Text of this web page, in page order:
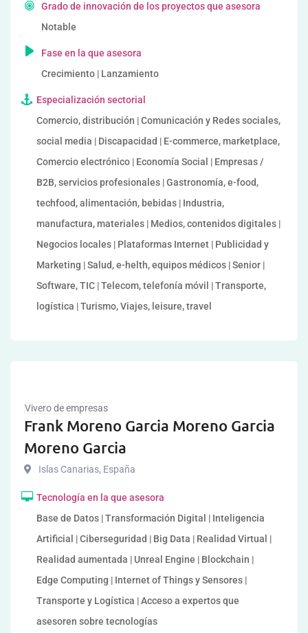
Grado de innovación de los proyectos que asesora
Notable
Fase en la que asesora
Crecimiento | Lanzamiento
Especialización sectorial
Comercio, distribución | Comunicación y Redes sociales,
social media | Discapacidad | E-commerce, marketplace,
Comercio electrónico | Economía Social | Empresas /
B2B, servicios profesionales | Gastronomía, e-food,
techfood, alimentación, bebidas | Industria,
manufactura, materiales | Medios, contenidos digitales |
Negocios locales | Plataformas Internet | Publicidad y
Marketing | Salud, e-helth, equipos médicos | Senior |
Software, TIC | Telecom, telefonía móvil | Transporte,
logística | Turismo, Viajes, leisure, travel
Vivero de empresas
Frank Moreno Garcia Moreno Garcia
Moreno Garcia
Islas Canarias, España
Tecnología en la que asesora
Base de Datos | Transformación Digital | Inteligencia
Artificial | Ciberseguridad | Big Data | Realidad Virtual |
Realidad aumentada | Unreal Engine | Blockchain |
Edge Computing | Internet of Things y Sensores |
Transporte y Logística | Acceso a expertos que
asesoren sobre tecnologías